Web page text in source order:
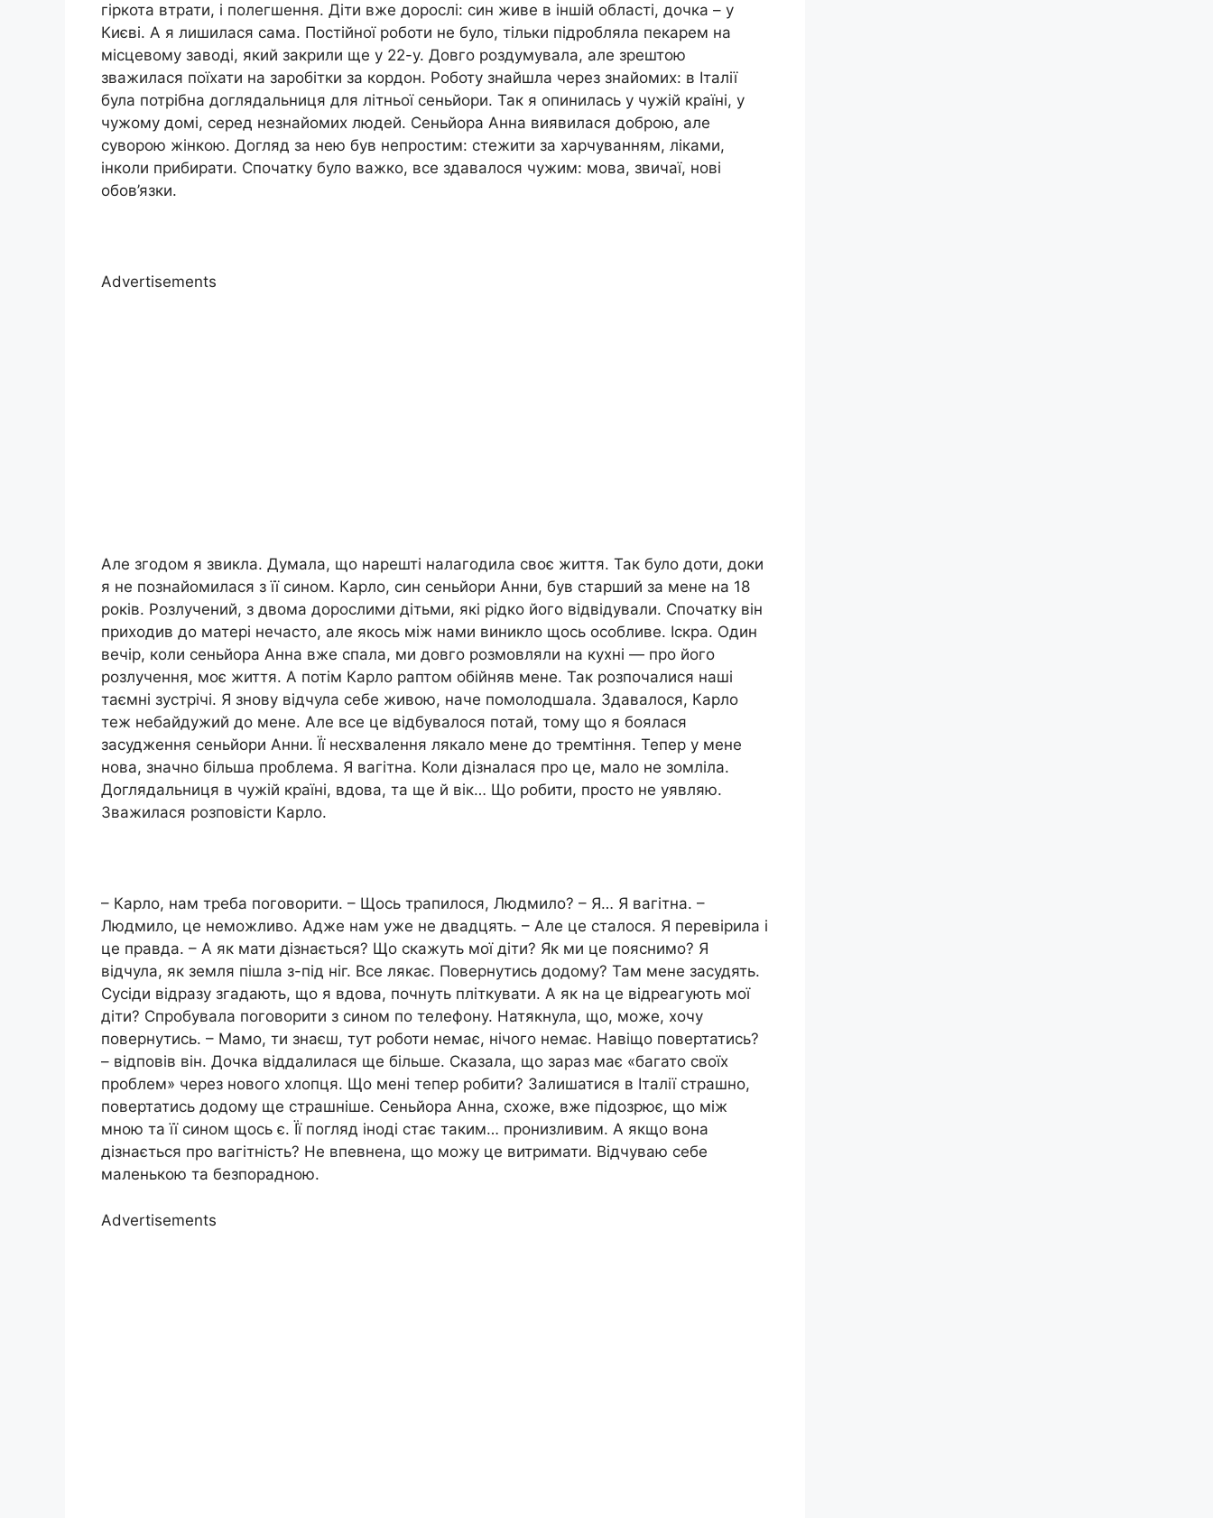
гіркота втрати, і полегшення. Діти вже дорослі: син живе в іншій області, дочка – у
Києві. А я лишилася сама. Постійної роботи не було, тільки підробляла пекарем на
місцевому заводі, який закрили ще у 22-у. Довго роздумувала, але зрештою
зважилася поїхати на заробітки за кордон. Роботу знайшла через знайомих: в Італії
була потрібна доглядальниця для літньої сеньйори. Так я опинилась у чужій країні, у
чужому домі, серед незнайомих людей. Сеньйора Анна виявилася доброю, але
суворою жінкою. Догляд за нею був непростим: стежити за харчуванням, ліками,
інколи прибирати. Спочатку було важко, все здавалося чужим: мова, звичаї, нові
обов’язки.
Advertisements
Але згодом я звикла. Думала, що нарешті налагодила своє життя. Так було доти, доки
я не познайомилася з її сином. Карло, син сеньйори Анни, був старший за мене на 18
років. Розлучений, з двома дорослими дітьми, які рідко його відвідували. Спочатку він
приходив до матері нечасто, але якось між нами виникло щось особливе. Іскра. Один
вечір, коли сеньйора Анна вже спала, ми довго розмовляли на кухні — про його
розлучення, моє життя. А потім Карло раптом обійняв мене. Так розпочалися наші
таємні зустрічі. Я знову відчула себе живою, наче помолодшала. Здавалося, Карло
теж небайдужий до мене. Але все це відбувалося потай, тому що я боялася
засудження сеньйори Анни. Її несхвалення лякало мене до тремтіння. Тепер у мене
нова, значно більша проблема. Я вагітна. Коли дізналася про це, мало не зомліла.
Доглядальниця в чужій країні, вдова, та ще й вік… Що робити, просто не уявляю.
Зважилася розповісти Карло.
– Карло, нам треба поговорити. – Щось трапилося, Людмило? – Я… Я вагітна. –
Людмило, це неможливо. Адже нам уже не двадцять. – Але це сталося. Я перевірила і
це правда. – А як мати дізнається? Що скажуть мої діти? Як ми це пояснимо? Я
відчула, як земля пішла з-під ніг. Все лякає. Повернутись додому? Там мене засудять.
Сусіди відразу згадають, що я вдова, почнуть пліткувати. А як на це відреагують мої
діти? Спробувала поговорити з сином по телефону. Натякнула, що, може, хочу
повернутись. – Мамо, ти знаєш, тут роботи немає, нічого немає. Навіщо повертатись?
– відповів він. Дочка віддалилася ще більше. Сказала, що зараз має «багато своїх
проблем» через нового хлопця. Що мені тепер робити? Залишатися в Італії страшно,
повертатись додому ще страшніше. Сеньйора Анна, схоже, вже підозрює, що між
мною та її сином щось є. Її погляд іноді стає таким… пронизливим. А якщо вона
дізнається про вагітність? Не впевнена, що можу це витримати. Відчуваю себе
маленькою та безпорадною.
Advertisements